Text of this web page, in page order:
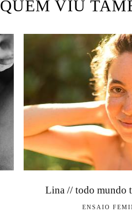
QUEM VIU
Lina // todo mundo
ENSAIO